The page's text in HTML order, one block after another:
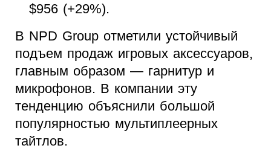
$956 (+29%).
В NPD Group отметили устойчивый
подъем продаж игровых аксессуаров,
главным образом — гарнитур и
микрофонов. В компании эту
тенденцию объяснили большой
популярностью мультиплеерных
тайтлов.